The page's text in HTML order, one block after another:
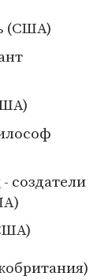
(США)
- создатели